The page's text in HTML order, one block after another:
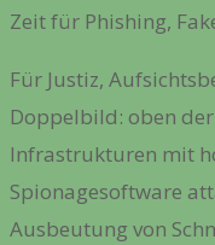
Zeit für Phishing,
Für Justiz,
Doppelbild: oben
Infrastrukturen mit
Spionagesoftware
Ausbeutung von